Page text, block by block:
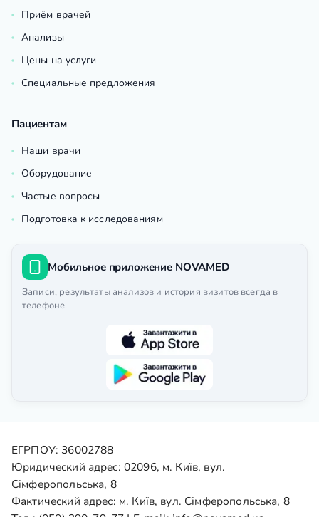
Приём врачей
Анализы
Цены на услуги
Специальные предложения
Пациентам
Наши врачи
Оборудование
Частые вопросы
Подготовка к исследованиям
Мобильное приложение NOVAMED
Записи, результаты анализов и история визитов всегда в
телефоне.
ЕГРПОУ: 36002788
Юридический адрес: 02096, м. Київ, вул.
Сімферопольська, 8
Фактический адрес: м. Київ, вул. Сімферопольська, 8